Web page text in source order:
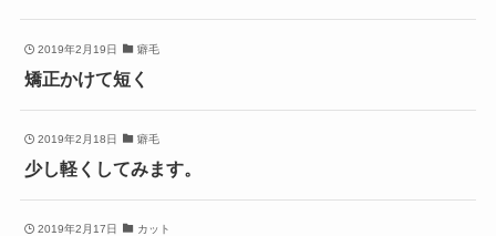
2019年2月19日 癖毛
矯正かけて短く
2019年2月18日 癖毛
少し軽くしてみます。
2019年2月17日 カット